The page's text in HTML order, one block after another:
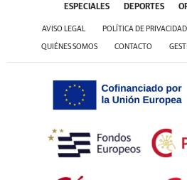
ESPECIALES DEPORTES
AVISO LEGAL POLÍTICA DE PRIVACIDAD
QUIÉNES SOMOS CONTACTO